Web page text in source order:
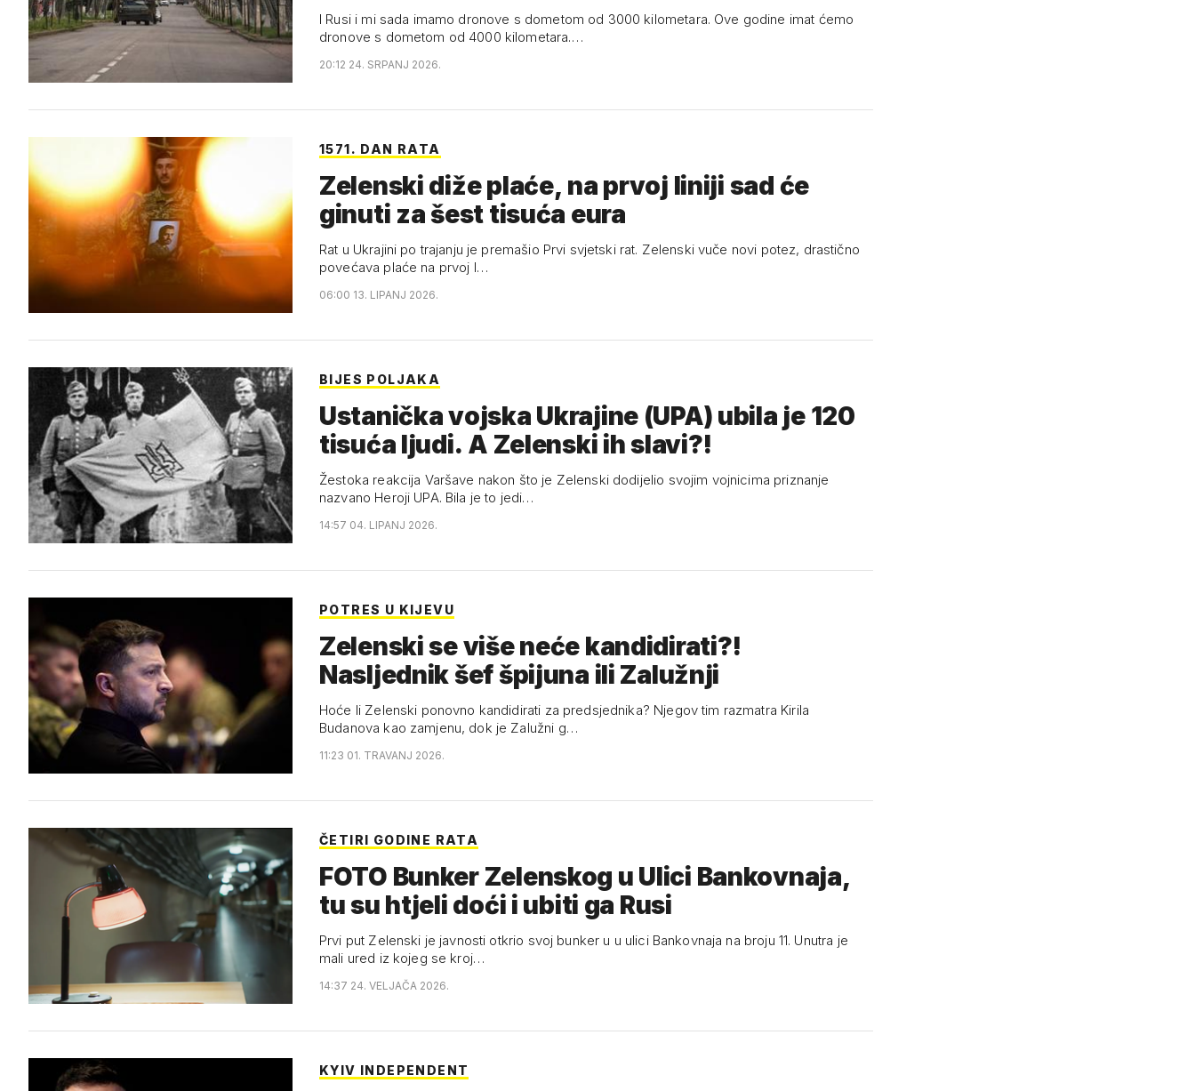
I Rusi i mi sada imamo dronove s dometom od 3000 kilometara. Ove godine imat ćemo
dronove s dometom od 4000 kilometara.…
20:12 24. SRPANJ 2026.
1571. DAN RATA
Zelenski diže plaće, na prvoj liniji sad će
ginuti za šest tisuća eura
Rat u Ukrajini po trajanju je premašio Prvi svjetski rat. Zelenski vuče novi potez, drastično
povećava plaće na prvoj l…
06:00 13. LIPANJ 2026.
BIJES POLJAKA
Ustanička vojska Ukrajine (UPA) ubila je 120
tisuća ljudi. A Zelenski ih slavi?!
Žestoka reakcija Varšave nakon što je Zelenski dodijelio svojim vojnicima priznanje
nazvano Heroji UPA. Bila je to jedi…
14:57 04. LIPANJ 2026.
POTRES U KIJEVU
Zelenski se više neće kandidirati?!
Nasljednik šef špijuna ili Zalužnji
Hoće li Zelenski ponovno kandidirati za predsjednika? Njegov tim razmatra Kirila
Budanova kao zamjenu, dok je Zalužni g…
11:23 01. TRAVANJ 2026.
ČETIRI GODINE RATA
FOTO Bunker Zelenskog u Ulici Bankovnaja,
tu su htjeli doći i ubiti ga Rusi
Prvi put Zelenski je javnosti otkrio svoj bunker u u ulici Bankovnaja na broju 11. Unutra je
mali ured iz kojeg se kroj…
14:37 24. VELJAČA 2026.
KYIV INDEPENDENT